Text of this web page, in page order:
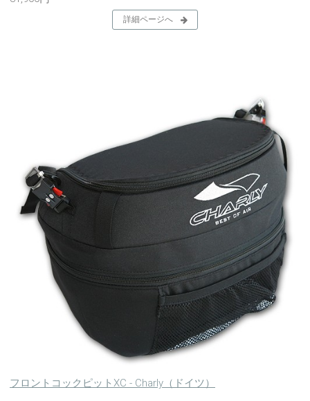
詳細ページへ
フロントコックピットXC - Charly（ドイツ）